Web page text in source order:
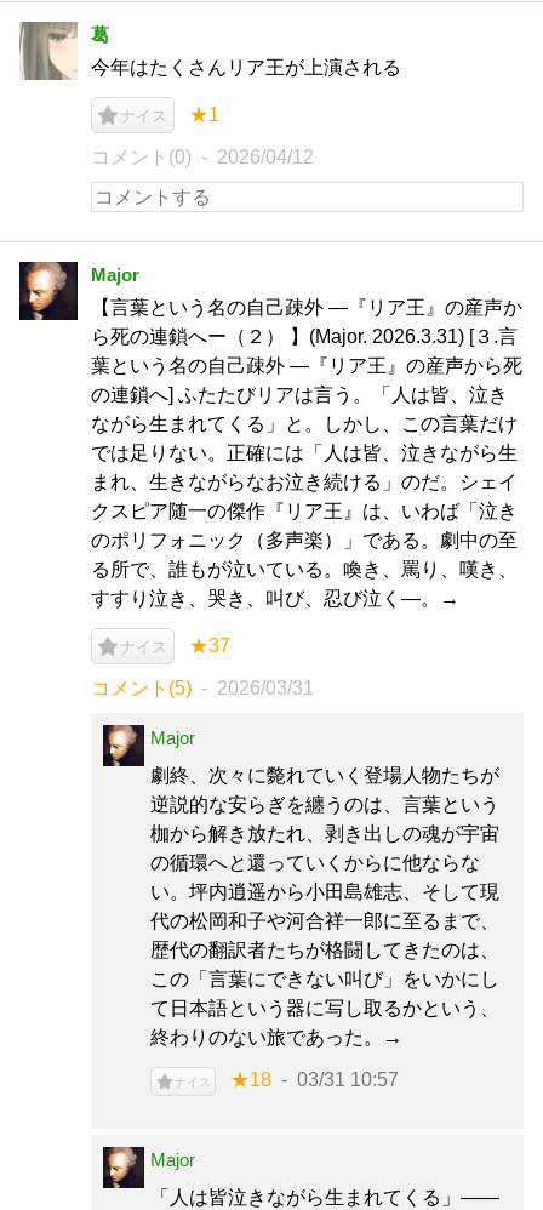
葛
今年はたくさんリア王が上演される
ナイス ★1
コメント(0) 2026/04/12
Major
【言葉という名の自己疎外 ―『リア王』の産声か
ら死の連鎖へー（２） 】(Major. 2026.3.31) [３.言
葉という名の自己疎外 ―『リア王』の産声から死
の連鎖へ] ふたたびリアは言う。「人は皆、泣き
ながら生まれてくる」と。しかし、この言葉だけ
では足りない。正確には「人は皆、泣きながら生
まれ、生きながらなお泣き続ける」のだ。シェイ
クスピア随一の傑作『リア王』は、いわば「泣き
のポリフォニック（多声楽）」である。劇中の至
る所で、誰もが泣いている。喚き、罵り、嘆き、
すすり泣き、哭き、叫び、忍び泣く―。→
ナイス ★37
コメント(5) 2026/03/31
Major
劇終、次々に斃れていく登場人物たちが
逆説的な安らぎを纏うのは、言葉という
枷から解き放たれ、剥き出しの魂が宇宙
の循環へと還っていくからに他ならな
い。坪内逍遥から小田島雄志、そして現
代の松岡和子や河合祥一郎に至るまで、
歴代の翻訳者たちが格闘してきたのは、
この「言葉にできない叫び」をいかにし
て日本語という器に写し取るかという、
終わりのない旅であった。→
ナイス ★18 03/31 10:57
Major
「人は皆泣きながら生まれてくる」――